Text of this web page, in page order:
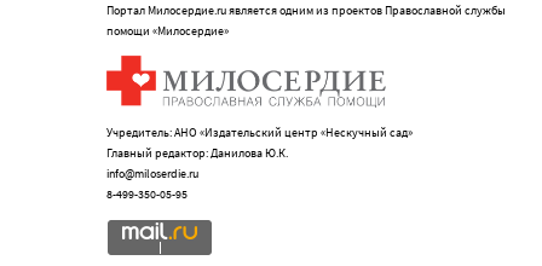
Портал Милосердие.ru является одним из проектов Православной службы
помощи «Милосердие»
Учредитель: АНО «Издательский центр «Нескучный сад»
Главный редактор: Данилова Ю.К.
info@miloserdie.ru
8-499-350-05-95